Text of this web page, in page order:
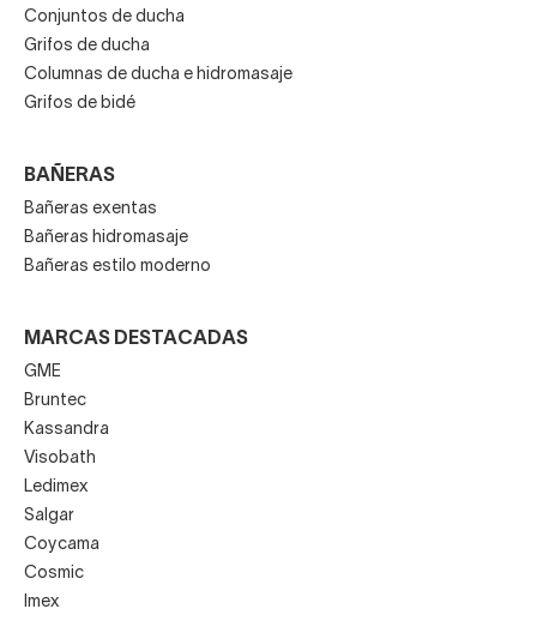
Conjuntos de ducha
Grifos de ducha
Columnas de ducha e hidromasaje
Grifos de bidé
BAÑERAS
Bañeras exentas
Bañeras hidromasaje
Bañeras estilo moderno
MARCAS DESTACADAS
GME
Bruntec
Kassandra
Visobath
Ledimex
Salgar
Coycama
Cosmic
Imex